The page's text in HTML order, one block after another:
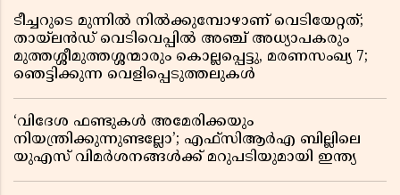
ടീച്ചറുടെ മുന്നിൽ നിൽക്കുമ്പോഴാണ് വെടിയേറ്റത്;
തായ്‌ലൻഡ് വെടിവെപ്പിൽ അഞ്ച് അധ്യാപകരും
മുത്തശ്ശീമുത്തശ്ശന്മാരും കൊല്ലപ്പെട്ടു, മരണസംഖ്യ 7;
ഞെട്ടിക്കുന്ന വെളിപ്പെടുത്തലുകൾ
‘വിദേശ ഫണ്ടുകൾ അമേരിക്കയും
നിയന്ത്രിക്കുന്നുണ്ടല്ലോ’; എഫ്സിആർഎ ബില്ലിലെ
യുഎസ് വിമർശനങ്ങൾക്ക് മറുപടിയുമായി ഇന്ത്യ